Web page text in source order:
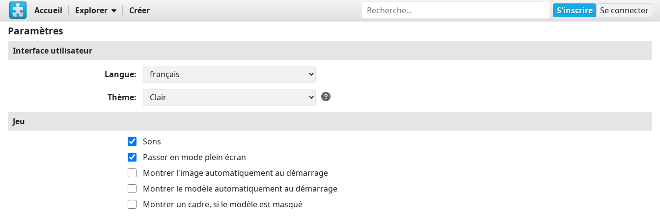
Accueil Explorer Créer S'inscrire Se connecter
Paramètres
Interface utilisateur
Langue
Thème
Jeu
Sons
Passer en mode plein écran
Montrer l'image automatiquement au démarrage
Montrer le modèle automatiquement au démarrage
Montrer un cadre, si le modèle est masqué